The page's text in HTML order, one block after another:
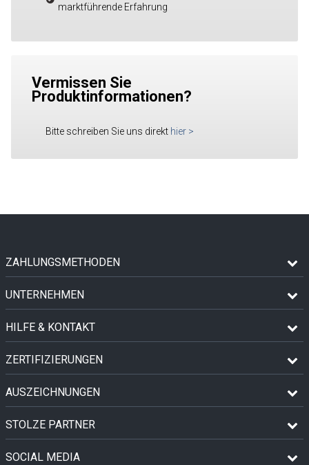
marktführende Erfahrung
Vermissen Sie
Produktinformationen?
Bitte schreiben Sie uns direkt hier >
ZAHLUNGSMETHODEN
UNTERNEHMEN
HILFE & KONTAKT
ZERTIFIZIERUNGEN
AUSZEICHNUNGEN
STOLZE PARTNER
SOCIAL MEDIA